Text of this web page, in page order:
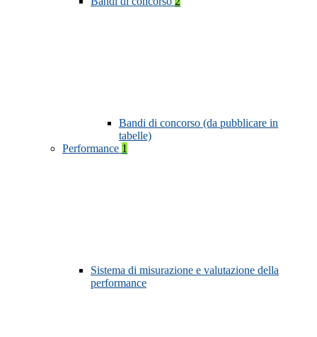
Bandi di concorso (da pubblicare in
tabelle)
Performance 1
Sistema di misurazione e valutazione della
performance